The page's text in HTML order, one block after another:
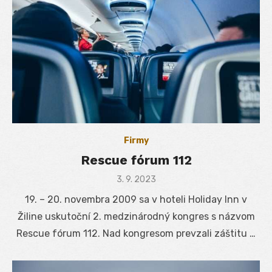
Firmy
Rescue fórum 112
Posted
3. 9. 2023
19. – 20. novembra 2009 sa v hoteli Holiday Inn v
Žiline uskutoční 2. medzinárodný kongres s názvom
Rescue fórum 112. Nad kongresom prevzali záštitu …